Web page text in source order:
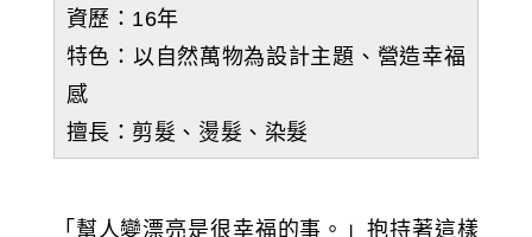
資歷：16年
特色：以自然萬物為設計主題、營造幸福
感
擅長：剪髮、燙髮、染髮
「幫人變漂亮是很幸福的事。」抱持著這樣